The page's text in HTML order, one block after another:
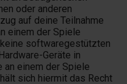
oder anderen
auf deine Teilnahme
einem der Spiele
softwaregestützten
Geräte in
an einem der Spiele
sich hiermit das Recht